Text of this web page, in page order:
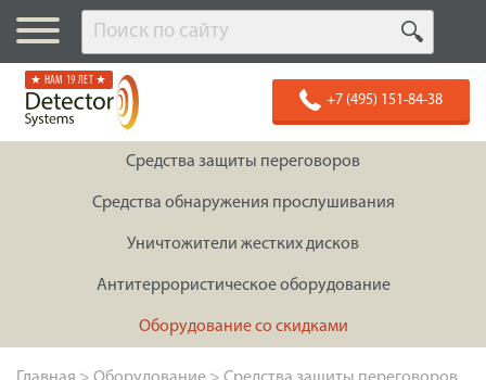
★ НАМ 19 ЛЕТ ★
+7 (495) 151-84-38
Средства защиты переговоров
Средства обнаружения прослушивания
Уничтожители жестких дисков
Антитеррористическое оборудование
Оборудование со скидками